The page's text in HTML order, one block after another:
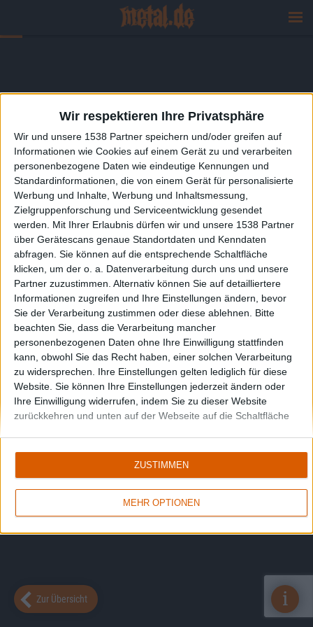
Wir respektieren Ihre Privatsphäre
Wir und unsere 1538 Partner speichern und/oder greifen auf
Informationen wie Cookies auf einem Gerät zu und verarbeiten
personenbezogene Daten wie eindeutige Kennungen und
Standardinformationen, die von einem Gerät für personalisierte
Werbung und Inhalte, Werbung und Inhaltsmessung,
Zielgruppenforschung und Serviceentwicklung gesendet
werden.
Mit Ihrer Erlaubnis dürfen wir und unsere 1538 Partner
über Gerätescans genaue Standortdaten und Kenndaten
abfragen. Sie können auf die entsprechende Schaltfläche
klicken, um der o. a. Datenverarbeitung durch uns und unsere
Partner zuzustimmen. Alternativ können Sie auf detailliertere
Informationen zugreifen und Ihre Einstellungen ändern, bevor
Sie der Verarbeitung zustimmen oder diese ablehnen.
Bitte
beachten Sie, dass die Verarbeitung mancher
personenbezogenen Daten ohne Ihre Einwilligung stattfinden
kann, obwohl Sie das Recht haben, einer solchen Verarbeitung
zu widersprechen. Ihre Einstellungen gelten lediglich für diese
Website. Sie können Ihre Einstellungen jederzeit ändern oder
Ihre Einwilligung widerrufen, indem Sie zu dieser Website
zurückkehren und unten auf der Webseite auf die Schaltfläche
MEHR OPTIONEN
ZUSTIMMEN
Zur Übersicht i